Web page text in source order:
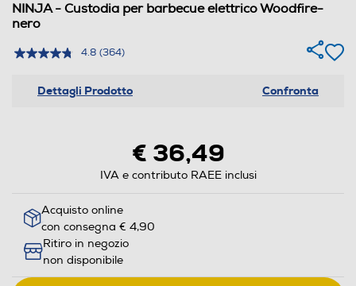
NINJA - Custodia per barbecue elettrico Woodfire-
nero
4.8 (364)
Dettagli Prodotto Confronta
€ 36,49
IVA e contributo RAEE inclusi
Acquisto online
con consegna € 4,90
Ritiro in negozio
non disponibile